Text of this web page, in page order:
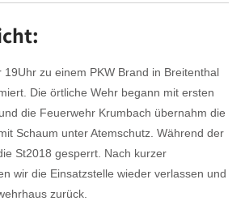
zu einem PKW Brand in Breitenthal
Die örtliche Wehr begann mit ersten
die Feuerwehr Krumbach übernahm die
Schaum unter Atemschutz. Während der
St2018 gesperrt. Nach kurzer
wir die Einsatzstelle wieder verlassen und
zurück.